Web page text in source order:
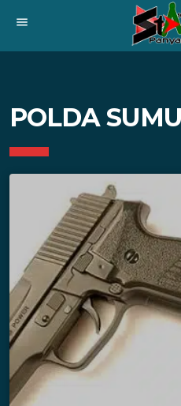
menu
POLDA